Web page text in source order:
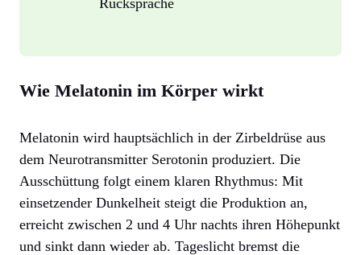
Wie Melatonin im Körper wirkt
Melatonin wird hauptsächlich in der Zirbeldrüse aus
dem Neurotransmitter Serotonin produziert. Die
Ausschüttung folgt einem klaren Rhythmus: Mit
einsetzender Dunkelheit steigt die Produktion an,
erreicht zwischen 2 und 4 Uhr nachts ihren Höhepunkt
und sinkt dann wieder ab. Tageslicht bremst die